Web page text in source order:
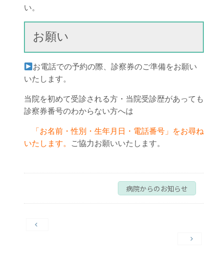
い。
お願い
お電話での予約の際、診察券のご準備をお願い
いたします。
当院を初めて受診される方・当院受診歴があっても
診察券番号のわからない方へは
「お名前・性別・生年月日・電話番号」をお尋ね
いたします。
ご協力お願いいたします。
病院からのお知らせ